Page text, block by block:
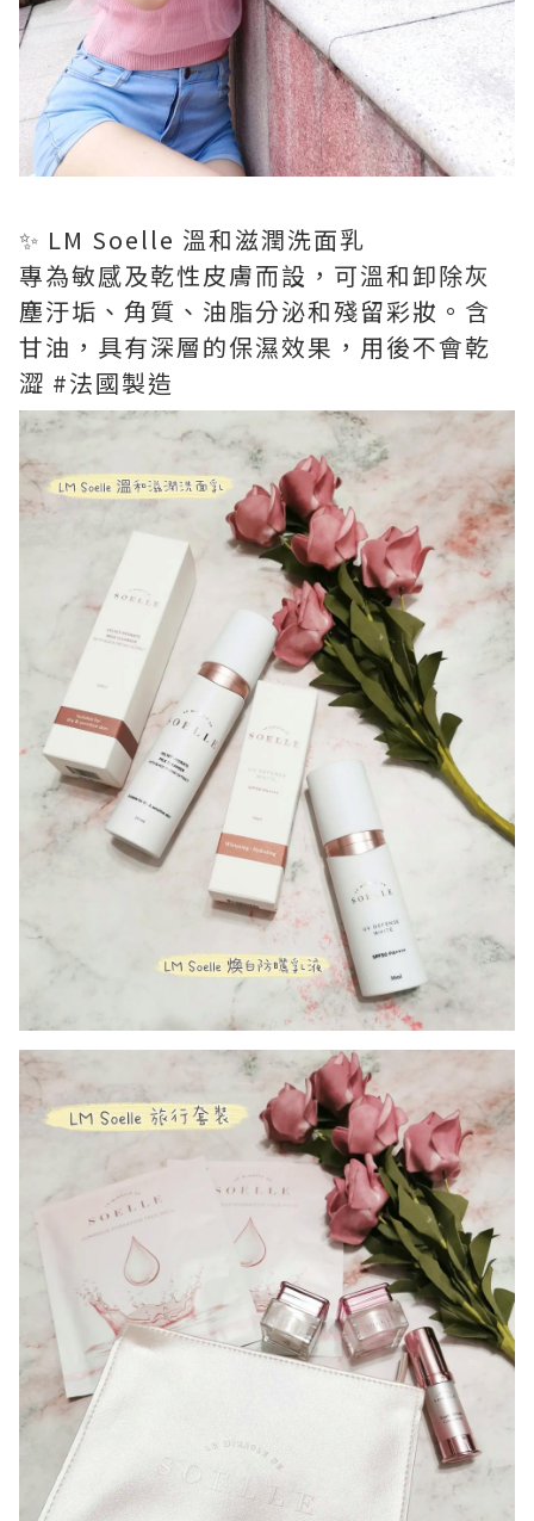
✨ LM Soelle 溫和滋潤洗面乳
專為敏感及乾性皮膚而設，可溫和卸除灰
塵汙垢、角質、油脂分泌和殘留彩妝。含
甘油，具有深層的保濕效果，用後不會乾
澀 #法國製造